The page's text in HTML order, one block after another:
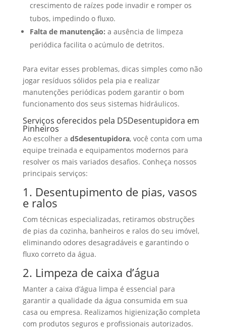
crescimento de raízes pode invadir e romper os
tubos, impedindo o fluxo.
Falta de manutenção: a ausência de limpeza
periódica facilita o acúmulo de detritos.
Para evitar esses problemas, dicas simples como não
jogar resíduos sólidos pela pia e realizar
manutenções periódicas podem garantir o bom
funcionamento dos seus sistemas hidráulicos.
Serviços oferecidos pela D5Desentupidora em
Pinheiros
Ao escolher a d5desentupidora, você conta com uma
equipe treinada e equipamentos modernos para
resolver os mais variados desafios. Conheça nossos
principais serviços:
1. Desentupimento de pias, vasos
e ralos
Com técnicas especializadas, retiramos obstruções
de pias da cozinha, banheiros e ralos do seu imóvel,
eliminando odores desagradáveis e garantindo o
fluxo correto da água.
2. Limpeza de caixa d’água
Manter a caixa d’água limpa é essencial para
garantir a qualidade da água consumida em sua
casa ou empresa. Realizamos higienização completa
com produtos seguros e profissionais autorizados.